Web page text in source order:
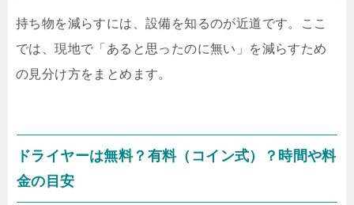
持ち物を減らすには、設備を知るのが近道です。ここ
では、現地で「あると思ったのに無い」を減らすため
の見分け方をまとめます。
ドライヤーは無料？有料（コイン式）？時間や料
金の目安